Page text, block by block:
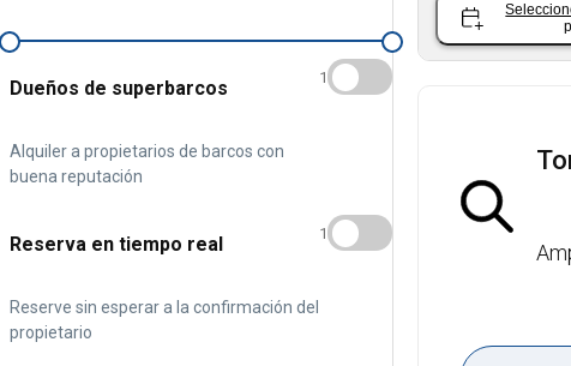
Dueños de superbarcos
Alquiler a propietarios de barcos con
buena reputación
1
Reserva en tiempo real
Reserve sin esperar a la confirmación del
propietario
1